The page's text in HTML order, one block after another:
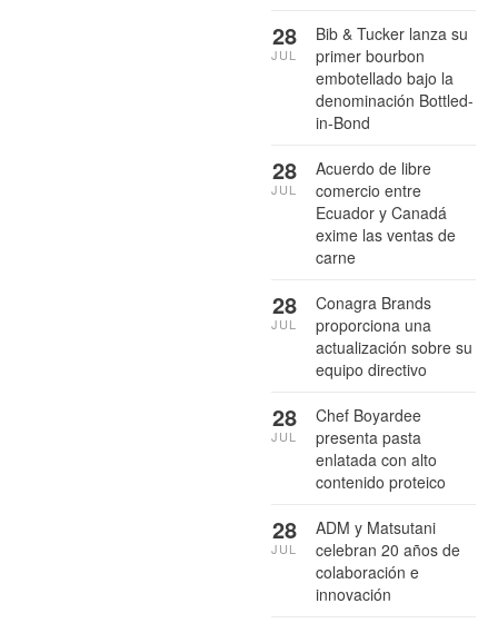
Bib & Tucker lanza su
primer bourbon
embotellado bajo la
denominación Bottled-
in-Bond
28
JUL
Acuerdo de libre
comercio entre
Ecuador y Canadá
exime las ventas de
carne
28
JUL
Conagra Brands
proporciona una
actualización sobre su
equipo directivo
28
JUL
Chef Boyardee
presenta pasta
enlatada con alto
contenido proteico
28
JUL
ADM y Matsutani
celebran 20 años de
colaboración e
innovación
28
JUL